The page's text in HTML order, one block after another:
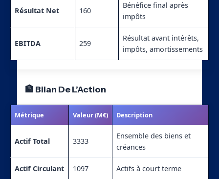
Résultat Net 160
Bénéfice final après
impôts
EBITDA 259
Résultat avant intérêts,
impôts, amortissements
🏦 Bilan De L’Action
Métrique Valeur (M€) Description
Actif Total 3333
Ensemble des biens et
créances
Actif Circulant 1097 Actifs à court terme